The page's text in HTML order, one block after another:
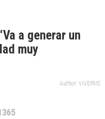
a generar un
muy
Author: VIVEPAIS